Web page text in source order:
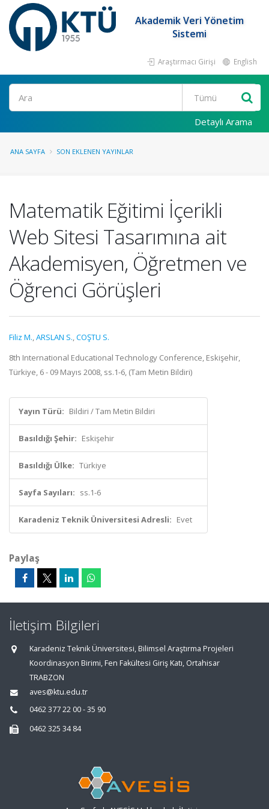
Akademik Veri Yönetim
Sistemi
Araştırmacı Girişi English
Ara
Detaylı Arama
ANA SAYFA SON EKLENEN YAYINLAR
Matematik Eğitimi İçerikli
Web Sitesi Tasarımına ait
Akademisyen, Öğretmen ve
Öğrenci Görüşleri
Filiz M.,ARSLAN S.,COŞTU S.
8th International Educational Technology Conference, Eskişehir,
Türkiye, 6 - 09 Mayıs 2008, ss.1-6, (Tam Metin Bildiri)
Yayın Türü: Bildiri / Tam Metin Bildiri
Basıldığı Şehir: Eskişehir
Basıldığı Ülke: Türkiye
Sayfa Sayıları: ss.1-6
Karadeniz Teknik Üniversitesi Adresli: Evet
Paylaş
İletişim Bilgileri
Karadeniz Teknik Üniversitesi, Bilimsel Araştırma Projeleri
Koordinasyon Birimi, Fen Fakültesi Giriş Katı, Ortahisar
TRABZON
aves@ktu.edu.tr
0462 377 22 00 - 35 90
0462 325 34 84